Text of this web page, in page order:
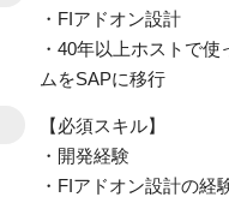
・FIアドオン設計
・40年以上ホストで
ムをSAPに移行
【必須スキル】
・開発経験
・FIアドオン設計の経